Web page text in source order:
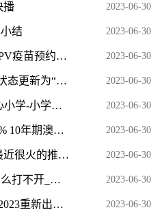
播 2023-06-30
结 2023-06-30
重庆西南大学医院九价HPV疫苗预约消息 2023-06-30
翌圣生物科创板IPO审核状态更新为“已问询” 当前热点 2023-06-30
孟祥隽-海淀区羊坊店中心小学-小学组-天天即时看 2023-06-30
天天即时：澳股收涨0.12% 10年期澳债收益率重上4% 2023-06-30
剧情破案推理游戏推荐 最近很火的推理破案游戏盘点 当前速看 2023-06-30
贵州茅台防伪溯源系统怎么打不开_国酒茅台防伪溯源系统-天天快报 2023-06-30
【热闻】6.30实盘操作：2023重新出发，低吸+打板。每天贴单 2023-06-30